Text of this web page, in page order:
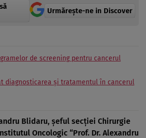
Urmărește-ne in Discover
de screening pentru cancerul
diagnosticarea şi tratamentul în cancerul
Blidaru, şeful secţiei Chirurgie
Oncologic “Prof. Dr. Alexandru